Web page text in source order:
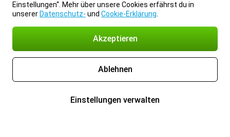
Einstellungen“. Mehr über unsere Cookies erfährst du in
unserer Datenschutz- und Cookie-Erklärung
Akzeptieren
Ablehnen
Einstellungen verwalten